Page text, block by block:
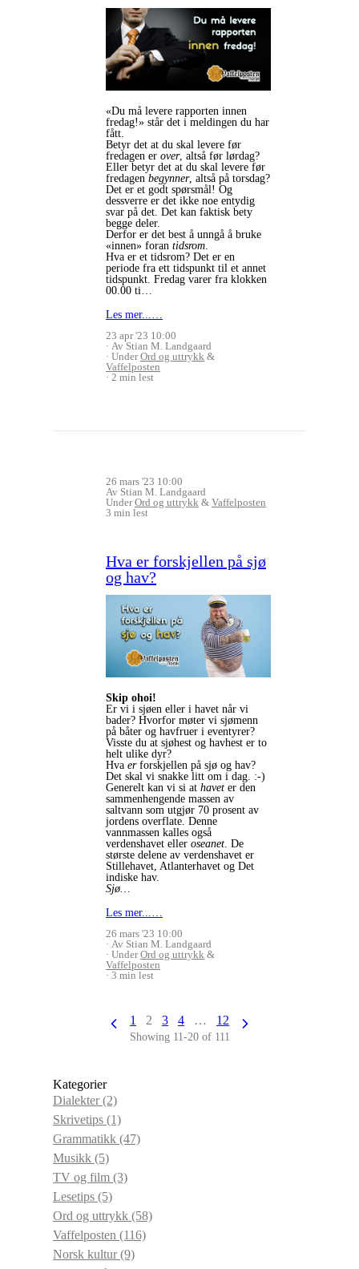
«Du må levere rapporten innen
fredag!» står det i meldingen du har
fått.
Betyr det at du skal levere før
fredagen er over, altså før lørdag?
Eller betyr det at du skal levere før
fredagen begynner, altså på torsdag?
Det er et godt spørsmål! Og
dessverre er det ikke noe entydig
svar på det. Det kan faktisk bety
begge deler.
Derfor er det best å unngå å bruke
«innen» foran tidsrom.
Hva er et tidsrom? Det er en
periode fra ett tidspunkt til et annet
tidspunkt. Fredag varer fra klokken
00.00 ti…
Les mer...…
23 apr '23 10:00
Av Stian M. Landgaard
UnderOrd og uttrykk &
Vaffelposten
2 min lest
26 mars '23 10:00
Av Stian M. Landgaard
UnderOrd og uttrykk & Vaffelposten
3 min lest
Hva er forskjellen på sjø
og hav?
Skip ohoi!
Er vi i sjøen eller i havet når vi
bader? Hvorfor møter vi sjømenn
på båter og havfruer i eventyrer?
Visste du at sjøhest og havhest er to
helt ulike dyr?
Hva erforskjellen på sjø og hav?
Det skal vi snakke litt om i dag. :-)
Generelt kan vi si at havet er den
sammenhengende massen av
saltvann som utgjør 70 prosent av
jordens overflate. Denne
vannmassen kalles også
verdenshavet eller oseanet. De
største delene av verdenshavet er
Stillehavet, Atlanterhavet og Det
indiske hav.
Sjø…
Les mer...…
26 mars '23 10:00
Av Stian M. Landgaard
UnderOrd og uttrykk &
Vaffelposten
3 min lest
1 2 3 4 … 12
Showing 11-20 of 111
Kategorier
Dialekter(2)
Skrivetips (1)
Grammatikk (47)
Musikk (5)
TV og film (3)
Lesetips (5)
Ord og uttrykk (58)
Vaffelposten (116)
Norsk kultur(9)